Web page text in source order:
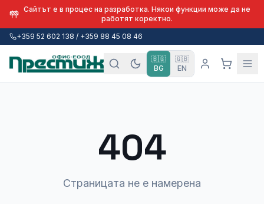
Сайтът е в процес на разработка. Някои функции може да не
работят коректно.
+359 52 602 138 / +359 88 45 08 46
🇧🇬
BG
🇬🇧
EN
404
Страницата не е намерена